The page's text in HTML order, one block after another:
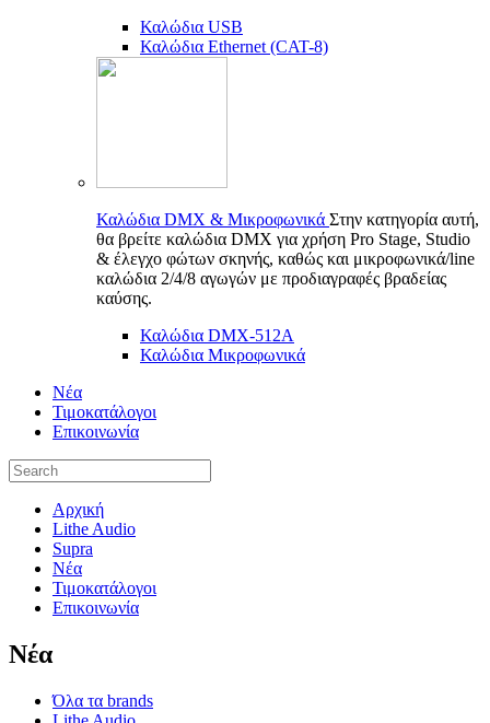
Καλώδια USB
Καλώδια Ethernet (CAT-8)
Καλώδια DMX & Μικροφωνικά Στην κατηγορία αυτή,
θα βρείτε καλώδια DMX για χρήση Pro Stage, Studio
& έλεγχο φώτων σκηνής, καθώς και μικροφωνικά/line
καλώδια 2/4/8 αγωγών με προδιαγραφές βραδείας
καύσης.
Καλώδια DMX-512A
Καλώδια Μικροφωνικά
Νέα
Τιμοκατάλογοι
Επικοινωνία
Αρχική
Lithe Audio
Supra
Νέα
Τιμοκατάλογοι
Επικοινωνία
Nέα
Όλα τα brands